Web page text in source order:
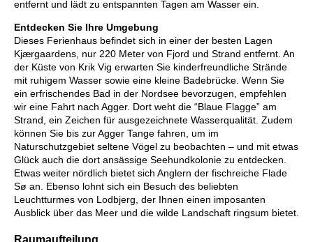
entfernt und lädt zu entspannten Tagen am Wasser ein.
Entdecken Sie Ihre Umgebung
Dieses Ferienhaus befindet sich in einer der besten Lagen
Kjærgaardens, nur 220 Meter von Fjord und Strand entfernt. An
der Küste von Krik Vig erwarten Sie kinderfreundliche Strände
mit ruhigem Wasser sowie eine kleine Badebrücke. Wenn Sie
ein erfrischendes Bad in der Nordsee bevorzugen, empfehlen
wir eine Fahrt nach Agger. Dort weht die “Blaue Flagge” am
Strand, ein Zeichen für ausgezeichnete Wasserqualität. Zudem
können Sie bis zur Agger Tange fahren, um im
Naturschutzgebiet seltene Vögel zu beobachten – und mit etwas
Glück auch die dort ansässige Seehundkolonie zu entdecken.
Etwas weiter nördlich bietet sich Anglern der fischreiche Flade
Sø an. Ebenso lohnt sich ein Besuch des beliebten
Leuchtturmes von Lodbjerg, der Ihnen einen imposanten
Ausblick über das Meer und die wilde Landschaft ringsum bietet.
Raumaufteilung